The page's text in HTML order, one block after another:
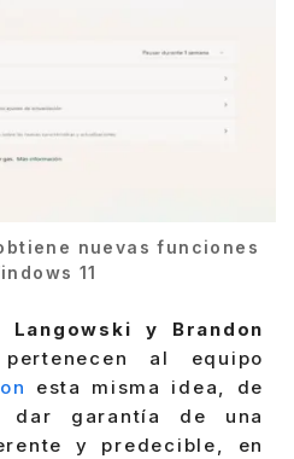
nuevas funciones
11
Langowski y Brandon
al equipo
esta misma idea, de
garantía de una
y predecible, en